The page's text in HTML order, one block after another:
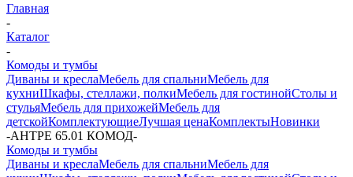
Главная
-
Каталог
-
Комоды и тумбы
Диваны и креслаМебель для спальниМебель для
кухниШкафы, стеллажи, полкиМебель для гостинойСтолы и
стульяМебель для прихожейМебель для
детскойКомплектующиеЛучшая ценаКомплектыНовинки
-АНТРЕ 65.01 КОМОД-
Комоды и тумбы
Диваны и креслаМебель для спальниМебель для